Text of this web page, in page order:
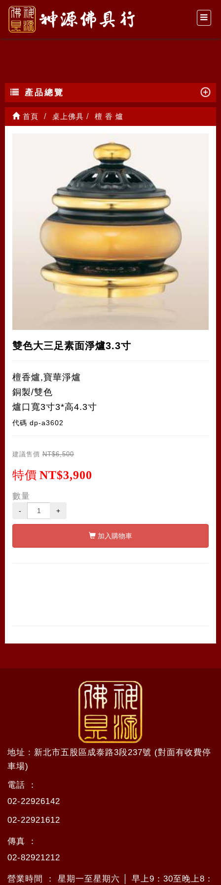
檀 香 爐
產品總覽
首頁 桌上佛具 檀 香 爐
雙色大三足素面淨爐3.3寸
檀香爐,寶華淨爐
銅製/雙色
爐口寬3寸3*高4.3寸
代碼 dp-a3602
建議售價 NT$6,500
特價 NT$3,900
數量
- +
加入購物車
地址 : 新北市五股區成泰路3段237號 (對面有收費停
車場)
電話 ：
02-22926142
02-22921612
傳真 ：
02-82921212
營業時間 ： 星期一至星期六 │ 早上9：30至晚上8：